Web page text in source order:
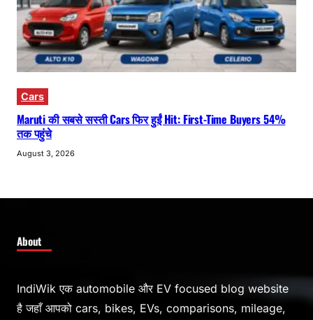
Cars
Maruti की सबसे सस्ती Cars फिर हुईं Hit: First-Time Buyers 54%
तक पहुंचे
August 3, 2026
About
IndiWik एक automobile और EV focused blog website
है जहाँ आपको cars, bikes, EVs, comparisons, mileage,